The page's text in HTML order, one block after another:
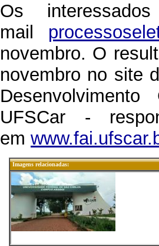
Os
mail
novembro. O
novembro no site
UFSCar -
em
Imagens relacionadas: